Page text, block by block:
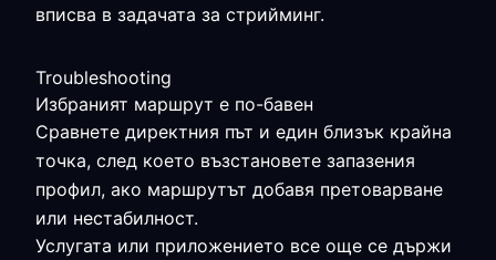
вписва в задачата за стрийминг.
Troubleshooting
Избраният маршрут е по-бавен
Сравнете директния път и един близък крайна
точка, след което възстановете запазения
профил, ако маршрутът добавя претоварване
или нестабилност.
Услугата или приложението все още се държи